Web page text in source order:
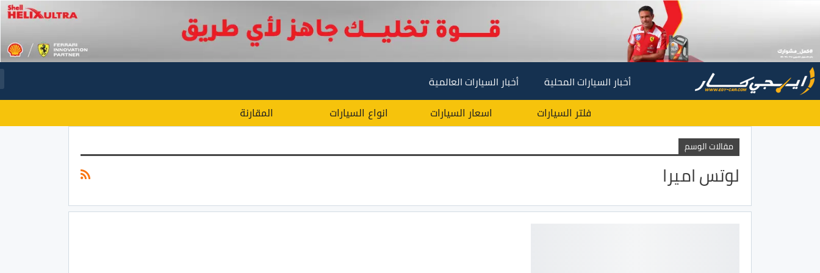
أخبار السيارات المحلية أخبار السيارات العالمية
فلتر السيارات اسعار السيارات انواع السيارات المقارنة
مقالات الوسم
لوتس اميرا